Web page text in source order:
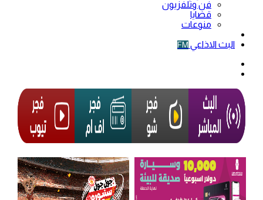
فن وتلفزيون
قضايا
منوعات
البث الاذاعي FM